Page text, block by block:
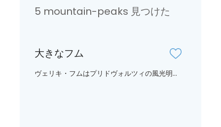
5 mountain-peaks 見つけた
大きなフム
ヴェリキ・フムはプリドヴォルツィの風光明...